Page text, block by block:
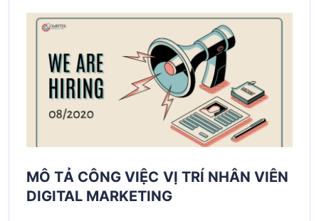
MÔ TẢ CÔNG VIỆC VỊ TRÍ NHÂN VIÊN
DIGITAL MARKETING